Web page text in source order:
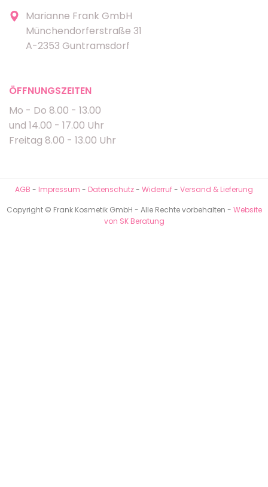
Marianne Frank GmbH
Münchendorferstraße 31
A-2353 Guntramsdorf
ÖFFNUNGSZEITEN
Mo - Do 8.00 - 13.00
und 14.00 - 17.00 Uhr
Freitag 8.00 - 13.00 Uhr
AGB - Impressum - Datenschutz- Widerruf- Versand & Lieferung
Copyright © Frank Kosmetik GmbH - Alle Rechte vorbehalten - Website
von SK Beratung